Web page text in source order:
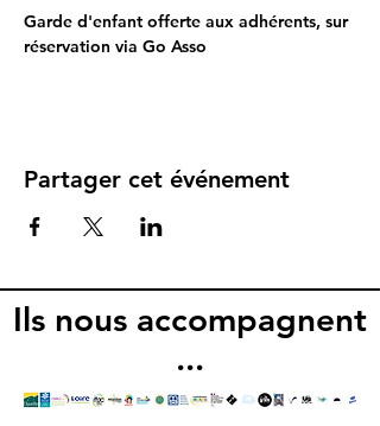
Garde d'enfant offerte aux adhérents, sur
réservation via Go Asso
Partager cet événement
Ils nous accompagnent
...